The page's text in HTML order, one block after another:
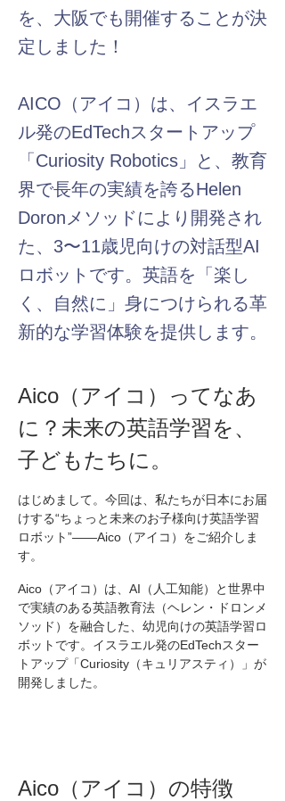
を、大阪でも開催することが決
定しました！
AICO（アイコ）は、イスラエ
ル発のEdTechスタートアップ
「Curiosity Robotics」と、教育
界で長年の実績を誇るHelen
Doronメソッドにより開発され
た、3〜11歳児向けの対話型AI
ロボットです。英語を「楽し
く、自然に」身につけられる革
新的な学習体験を提供します。
Aico（アイコ）ってなあ
に？未来の英語学習を、
子どもたちに。
はじめまして。今回は、私たちが日本にお届
けする“ちょっと未来のお子様向け英語学習
ロボット”——Aico（アイコ）をご紹介しま
す。
Aico（アイコ）は、AI（人工知能）と世界中
で実績のある英語教育法（ヘレン・ドロンメ
ソッド）を融合した、幼児向けの英語学習ロ
ボットです。イスラエル発のEdTechスター
トアップ「Curiosity（キュリアスティ）」が
開発しました。
Aico（アイコ）の特徴